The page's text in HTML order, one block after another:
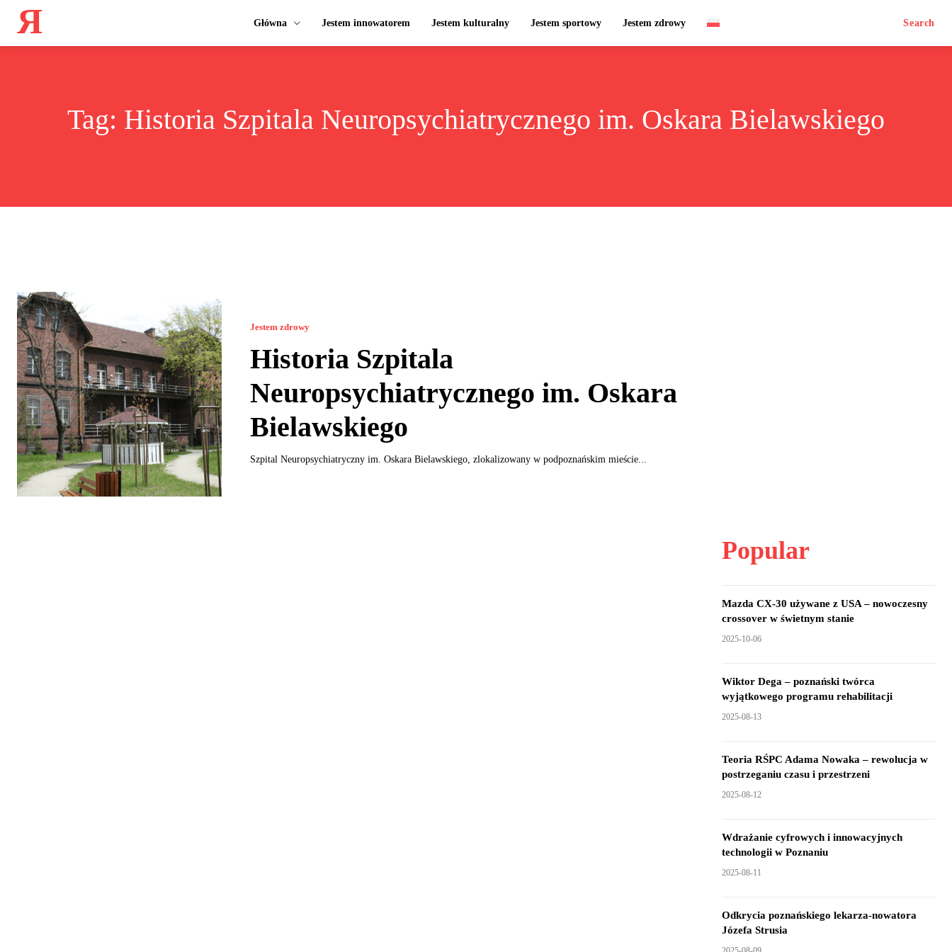
Я Główna Jestem innowatorem Jestem kulturalny Jestem sportowy Jestem zdrowy Search
Tag: Historia Szpitala Neuropsychiatrycznego im. Oskara Bielawskiego
Jestem zdrowy
Historia Szpitala
Neuropsychiatrycznego im. Oskara
Bielawskiego
Szpital Neuropsychiatryczny im. Oskara Bielawskiego, zlokalizowany w podpoznańskim mieście...
Popular
Mazda CX-30 używane z USA – nowoczesny
crossover w świetnym stanie
2025-10-06
Wiktor Dega – poznański twórca
wyjątkowego programu rehabilitacji
2025-08-13
Teoria RŚPC Adama Nowaka – rewolucja w
postrzeganiu czasu i przestrzeni
2025-08-12
Wdrażanie cyfrowych i innowacyjnych
technologii w Poznaniu
2025-08-11
Odkrycia poznańskiego lekarza-nowatora
Józefa Strusia